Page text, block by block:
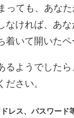
っても、あな
なければ、あ
着いて開いたペ
るようでした
さい。
レス、パスワード